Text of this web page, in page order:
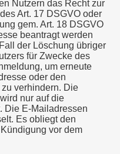
Nutzern das Recht zur
Art. 17 DSGVO oder
gem. Art. 18 DSGVO
beantragt werden
der Löschung übriger
für Zwecke des
um erneute
oder den
verhindern. Die
nur auf die
Die E-Mailadressen
Es obliegt den
vor dem